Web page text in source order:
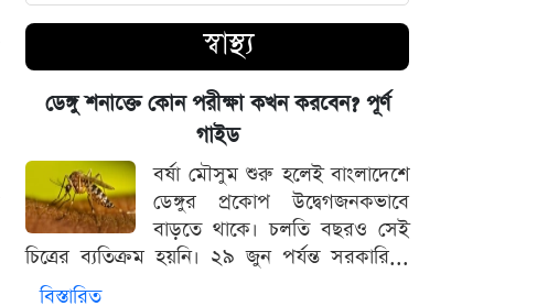
লঙ্কা প্রিমিয়ার লিগে ভারতীয় কিংবদন্তির
আগমন, মালিকানায় বড় চমক
জুলাই কার-এ নিয়ে বিভাজন করলে অর্জন
হারিয়ে যাবে: স্বরাষ্ট্রমন্ত্রী
আগামী ৪৮ ঘণ্টার আবহাওয়ার চিত্র: ঝোড়ো
বৃষ্টি নিয়ে সতর্কবার্তা
'মানুষ ভোট দিয়ে এমপি বানিয়েছে,
বিএনপিকে সত্য মেনে নিতে হবে': রুমিন
স্বাস্থ্য
ডেঙ্গু শনাক্তে কোন পরীক্ষা কখন করবেন? পূর্ণ
গাইড
বর্ষা মৌসুম শুরু হলেই বাংলাদেশে
ডেঙ্গুর প্রকোপ উদ্বেগজনকভাবে
বাড়তে থাকে। চলতি বছরও সেই
চিত্রের ব্যতিক্রম হয়নি। ২৯ জুন পর্যন্ত সরকারি...
বিস্তারিত